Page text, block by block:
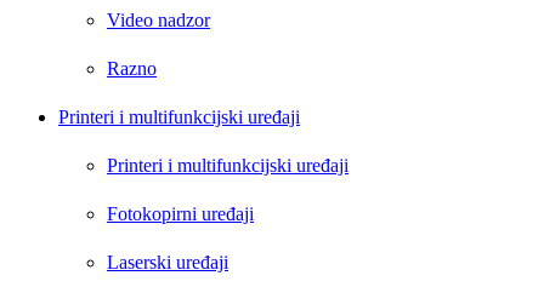
Video nadzor
Razno
Printeri i multifunkcijski uređaji
Printeri i multifunkcijski uređaji
Fotokopirni uređaji
Laserski uređaji